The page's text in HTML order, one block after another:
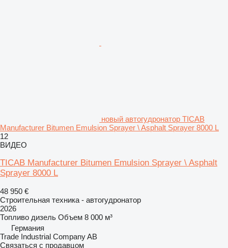
новый автогудронатор TICAB
Manufacturer Bitumen Emulsion Sprayer \ Asphalt Sprayer 8000 L
12
ВИДЕО
TICAB Manufacturer Bitumen Emulsion Sprayer \ Asphalt
Sprayer 8000 L
48 950 €
Строительная техника - автогудронатор
2026
Топливо дизель Объем 8 000 м³
Германия
Trade Industrial Company AB
Связаться с продавцом